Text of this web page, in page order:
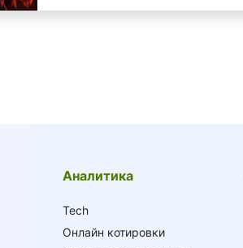
Аналитика
Tech
Онлайн котировки